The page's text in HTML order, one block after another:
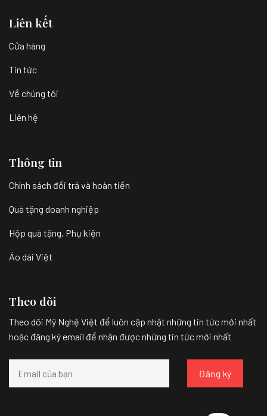
Liên kết
Cửa hàng
Tin tức
Về chúng tôi
Liên hệ
Thông tin
Chính sách đổi trả và hoàn tiền
Quà tặng doanh nghiệp
Hộp quà tặng, Phụ kiện
Áo dài Việt
Theo dõi
Theo dõi Mỹ Nghệ Việt để luôn cập nhật những tin tức mới nhất
hoặc đăng ký email để nhận được những tin tức mới nhất